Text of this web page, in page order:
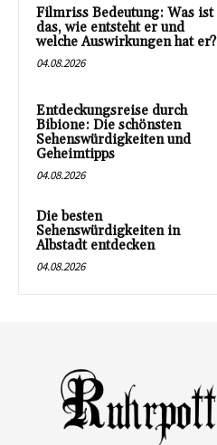
Filmriss Bedeutung: Was ist
das, wie entsteht er und
welche Auswirkungen hat er?
04.08.2026
Entdeckungsreise durch
Bibione: Die schönsten
Sehenswürdigkeiten und
Geheimtipps
04.08.2026
Die besten
Sehenswürdigkeiten in
Albstadt entdecken
04.08.2026